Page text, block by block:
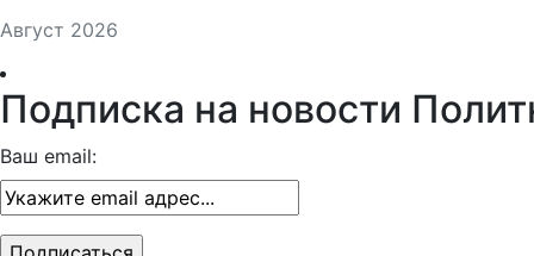
Август 2026
Подписка на новости
Ваш email: